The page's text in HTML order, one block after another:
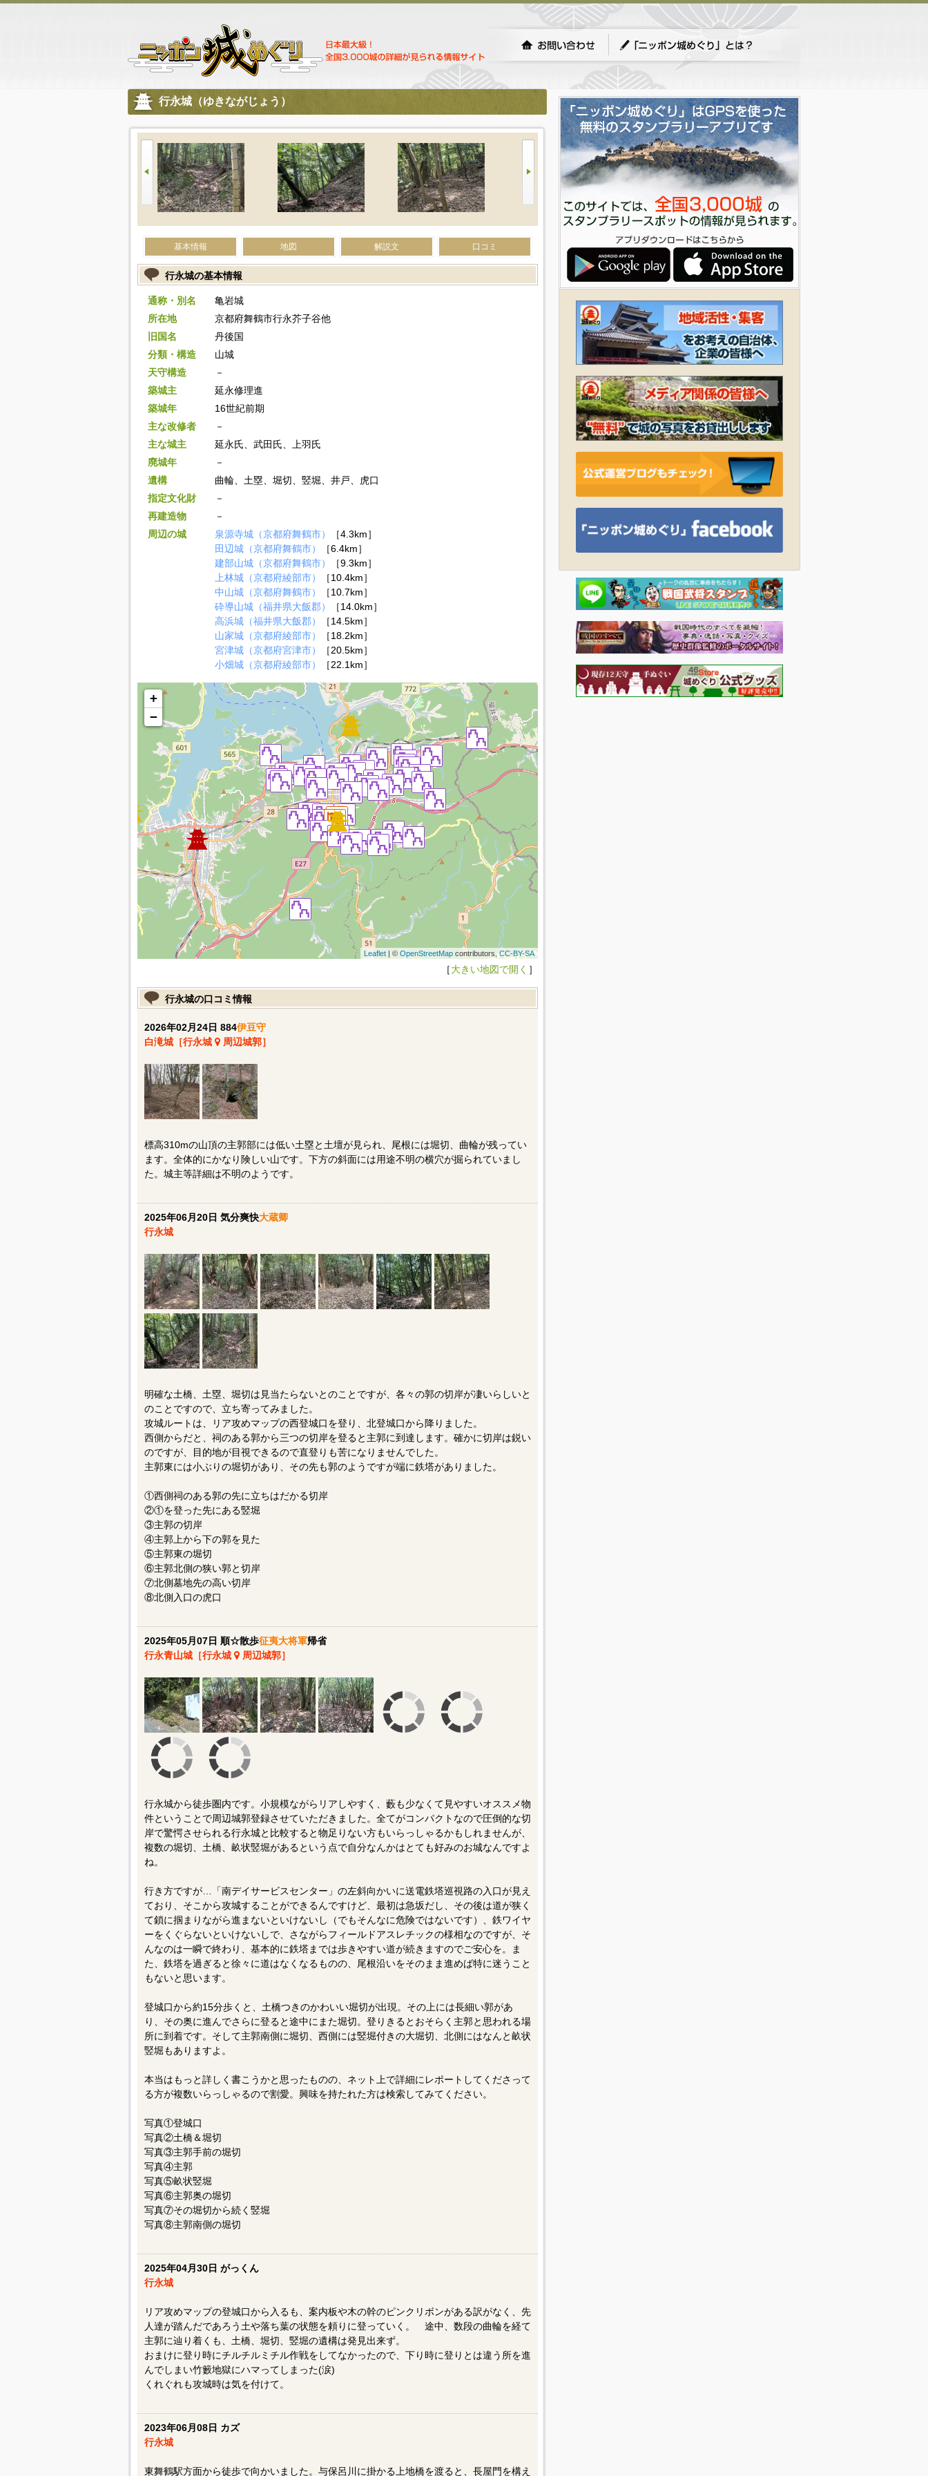
行永城（ゆきながじょう）
基本情報 地図 解説文 口コミ
行永城の基本情報
通称・別名
亀岩城
所在地
京都府舞鶴市行永芥子谷他
旧国名
丹後国
分類・構造
山城
天守構造
－
築城主
延永修理進
築城年
16世紀前期
主な改修者
－
主な城主
延永氏、武田氏、上羽氏
廃城年
－
遺構
曲輪、土塁、堀切、竪堀、井戸、虎口
指定文化財
－
再建造物
－
周辺の城
泉源寺城（京都府舞鶴市）
［4.3km］
田辺城（京都府舞鶴市）
［6.4km］
建部山城（京都府舞鶴市）
［9.3km］
上林城（京都府綾部市）
［10.4km］
中山城（京都府舞鶴市）
［10.7km］
砕導山城（福井県大飯郡）
［14.0km］
高浜城（福井県大飯郡）
［14.5km］
山家城（京都府綾部市）
［18.2km］
宮津城（京都府宮津市）
［20.5km］
小畑城（京都府綾部市）
［22.1km］
+
−
Leaflet| © OpenStreetMapcontributors, CC-BY-SA
［大きい地図で開く ］
行永城の口コミ情報
2026年02月24日 884伊豆守
白滝城［行永城
周辺城郭］
標高310mの山頂の主郭部には低い土塁と土壇が見られ、尾根には堀切、曲輪が残ってい
ます。全体的にかなり険しい山です。下方の斜面には用途不明の横穴が掘られていまし
た。城主等詳細は不明のようです。
2025年06月20日 気分爽快大蔵卿
行永城
明確な土橋、土塁、堀切は見当たらないとのことですが、各々の郭の切岸が凄いらしいと
のことですので、立ち寄ってみました。
攻城ルートは、リア攻めマップの西登城口を登り、北登城口から降りました。
西側からだと、祠のある郭から三つの切岸を登ると主郭に到達します。確かに切岸は鋭い
のですが、目的地が目視できるので直登りも苦になりませんでした。
主郭東には小ぶりの堀切があり、その先も郭のようですが端に鉄塔がありました。
①西側祠のある郭の先に立ちはだかる切岸
②①を登った先にある竪堀
③主郭の切岸
④主郭上から下の郭を見た
⑤主郭東の堀切
⑥主郭北側の狭い郭と切岸
⑦北側墓地先の高い切岸
⑧北側入口の虎口
2025年05月07日 順☆散歩征夷大将軍帰省
行永青山城［行永城
周辺城郭］
行永城から徒歩圏内です。小規模ながらリアしやすく、藪も少なくて見やすいオススメ物
件ということで周辺城郭登録させていただきました。全てがコンパクトなので圧倒的な切
岸で驚愕させられる行永城と比較すると物足りない方もいらっしゃるかもしれませんが、
複数の堀切、土橋、畝状竪堀があるという点で自分なんかはとても好みのお城なんですよ
行き方ですが…「南デイサービスセンター」の左斜向かいに送電鉄塔巡視路の入口が見え
ており、そこから攻城することができるんですけど、最初は急坂だし、その後は道が狭く
て鎖に掴まりながら進まないといけないし（でもそんなに危険ではないです）、鉄ワイヤ
ーをくぐらないといけないしで、さながらフィールドアスレチックの様相なのですが、そ
んなのは一瞬で終わり、基本的に鉄塔までは歩きやすい道が続きますのでご安心を。ま
た、鉄塔を過ぎると徐々に道はなくなるものの、尾根沿いをそのまま進めば特に迷うこと
登城口から約15分歩くと、土橋つきのかわいい堀切が出現。その上には長細い郭があ
り、その奥に進んでさらに登ると途中にまた堀切。登りきるとおそらく主郭と思われる場
所に到着です。そして主郭南側に堀切、西側には竪堀付きの大堀切、北側にはなんと畝状
本当はもっと詳しく書こうかと思ったものの、ネット上で詳細にレポートしてくださって
写真①登城口
写真②土橋＆堀切
写真③主郭手前の堀切
写真④主郭
写真⑤畝状竪堀
写真⑥主郭奥の堀切
写真⑦その堀切から続く竪堀
2025年04月30日 がっくん
リア攻めマップの登城口から入るも、案内板や木の幹のピンクリボンがある訳がなく、先
人達が踏んだであろう土や落ち葉の状態を頼りに登っていく。 途中、数段の曲輪を経て
主郭に辿り着くも、土橋、堀切、竪堀の遺構は発見出来ず。
おまけに登り時にチルチルミチル作戦をしてなかったので、下り時に登りとは違う所を進
んでしまい竹籔地獄にハマってしまった(涙)
2023年06月08日 カズ